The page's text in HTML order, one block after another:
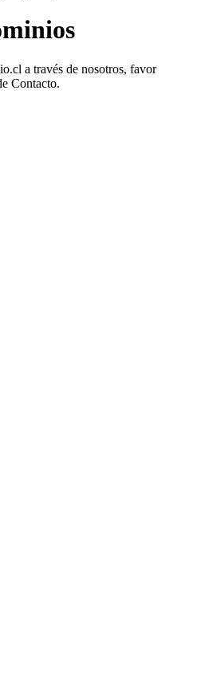
a través de nosotros, favor
Contacto.